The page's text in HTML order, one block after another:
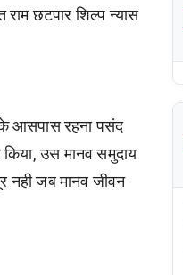
राम छटपार शिल्प न्यास
आसपास रहना पसंद
किया,उस मानव समुदाय
नही जब मानव जीवन